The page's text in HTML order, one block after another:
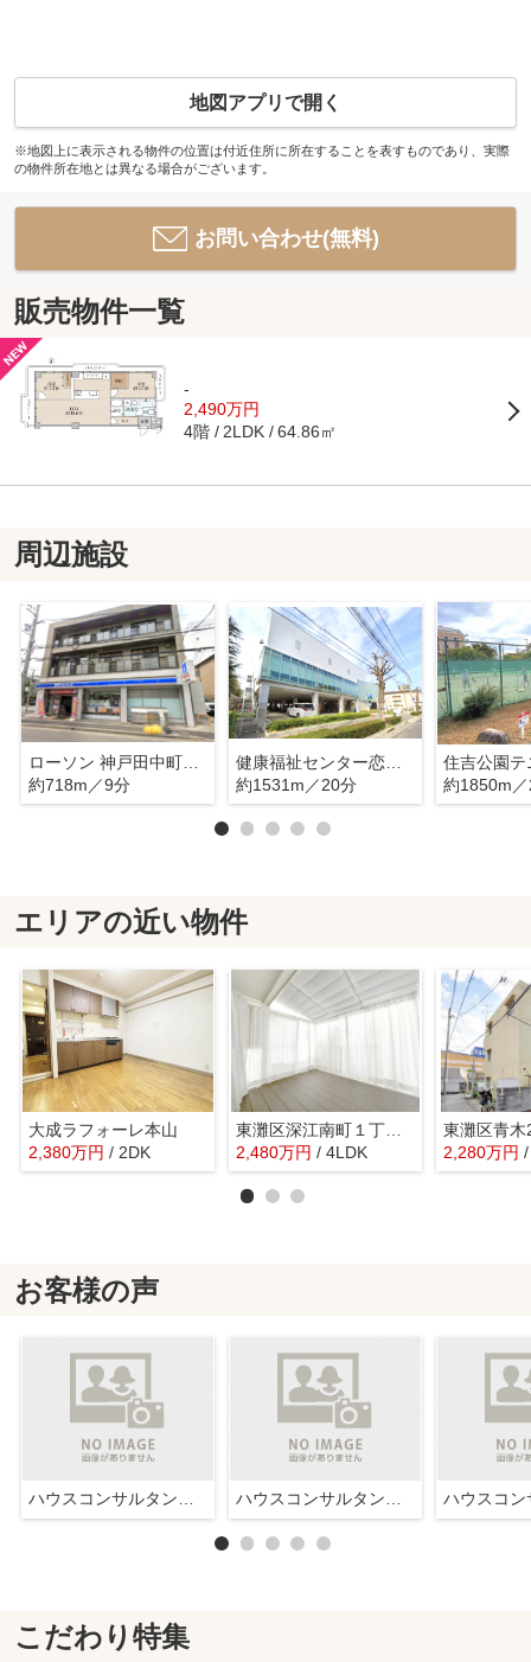
地図アプリで開く
※地図上に表示される物件の位置は付近住所に所在することを表すものであり、実際
の物件所在地とは異なる場合がございます。
お問い合わせ(無料)
販売物件一覧
-
2,490万円
4階 2LDK 64.86㎡
周辺施設
ローソン 神戸田中町二丁目店
約718m／9分
健康福祉センター恋野温泉うはらの湯
約1531m／20分
住吉公園テ
約1850m
エリアの近い物件
大成ラフォーレ本山
2,380万円 / 2DK
東灘区深江南町１丁目 中古戸建
2,480万円 / 4LDK 2,280万円
お客様の声
こだわり特集